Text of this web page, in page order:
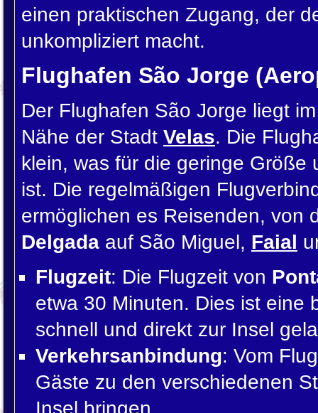
einen praktischen Zugang, der
unkompliziert macht.
Flughafen São Jorge
Der Flughafen São Jorge liegt
Nähe der Stadt Velas. Die
klein, was für die geringe Größe
ist. Die regelmäßigen
ermöglichen es Reisenden, von
Delgada auf São Miguel, Faial
Flugzeit: Die Flugzeit von
etwa 30 Minuten. Dies ist eine
schnell und direkt zur Insel
Verkehrsanbindung: Vom
Gäste zu den verschiedenen
Insel bringen.